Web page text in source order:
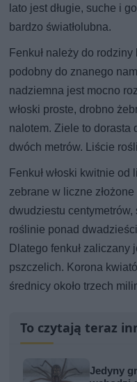
lato jest długie, suche i
bardzo światłolubna.
Fenkuł należy do
podobny do znanego
nadziemna jest mocno
włoski proste, drobno
nalotem. Ziele to dorasta
dwóch metrów. Liście
Fenkuł włoski kwitnie
zebrane w liczne
dwudziestu centymetrów,
roślinie ponad
Dlatego fenkuł zaliczany
pszczelich. Korona
średnicy około trzech
To czytają teraz
Jedyny